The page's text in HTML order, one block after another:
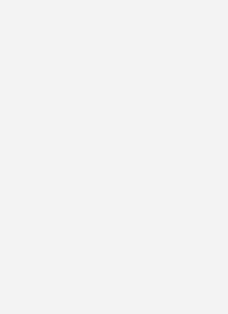
zu verlieren.
cm ermöglicht
Logos
zu
Bagbase BG759
Bag eine stilvolle
sich perfekt für